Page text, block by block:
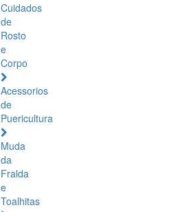
Cuidados
de
Rosto
e
Corpo
Acessorios
de
Puericultura
Muda
da
Fralda
e
Toalhitas